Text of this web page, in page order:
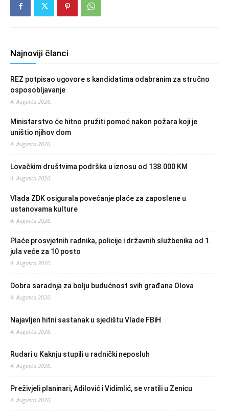
Najnoviji članci
REZ potpisao ugovore s kandidatima odabranim za stručno
osposobljavanje
4. Augusta 2026.
Ministarstvo će hitno pružiti pomoć nakon požara koji je
uništio njihov dom
4. Augusta 2026.
Lovačkim društvima podrška u iznosu od 138.000 KM
4. Augusta 2026.
Vlada ZDK osigurala povećanje plaće za zaposlene u
ustanovama kulture
4. Augusta 2026.
Plaće prosvjetnih radnika, policije i državnih službenika od 1.
jula veće za 10 posto
4. Augusta 2026.
Dobra saradnja za bolju budućnost svih građana Olova
4. Augusta 2026.
Najavljen hitni sastanak u sjedištu Vlade FBiH
4. Augusta 2026.
Rudari u Kaknju stupili u radnički neposluh
4. Augusta 2026.
Preživjeli planinari, Adilović i Vidimlić, se vratili u Zenicu
4. Augusta 2026.